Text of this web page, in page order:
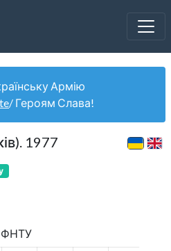
Армію
/ Героям Слава!
1977
ФНТУ